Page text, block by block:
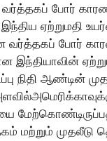
வர்த்தகப் போர்
ஏற்றுமதி
வர்த்தகப் போர்
இந்தியாவின்
நிதி ஆண்டின்
மற்றும் முதலீடு